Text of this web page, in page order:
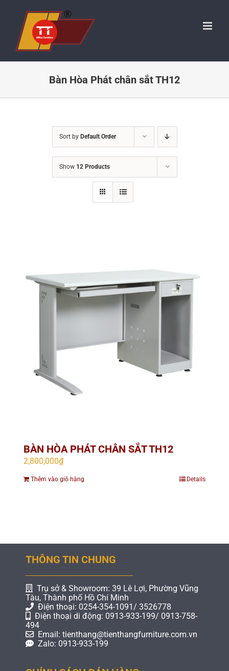
content
Bàn Hòa Phát chân sắt TH12
Sort by Default Order
Show 12 Products
BÀN HÒA PHÁT CHÂN SẮT TH12
2,800,000₫
Thêm vào giỏ hàng Details
THÔNG TIN CHUNG
Trụ sở & Showroom: 39 Lê Lợi, Phường Vũng
Tàu, Thành phố Hồ Chí Minh
Điện thoại: 0254-354-1091/ 3526778
Điện thoại di động: 0913-933-199/ 0913-758-
494
Email: tienthang@tienthangfurniture.com.vn
Zalo: 0913-933-199